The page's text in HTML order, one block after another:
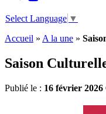
Select Language ▼
Accueil » A la une »
Saison
Publié le : 16 février 2026